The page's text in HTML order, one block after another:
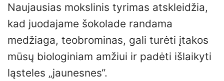
Naujausias mokslinis tyrimas atskleidžia,
kad juodajame šokolade randama
medžiaga, teobrominas, gali turėti įtakos
mūsų biologiniam amžiui ir padėti išlaikyti
ląsteles „jaunesnes“.